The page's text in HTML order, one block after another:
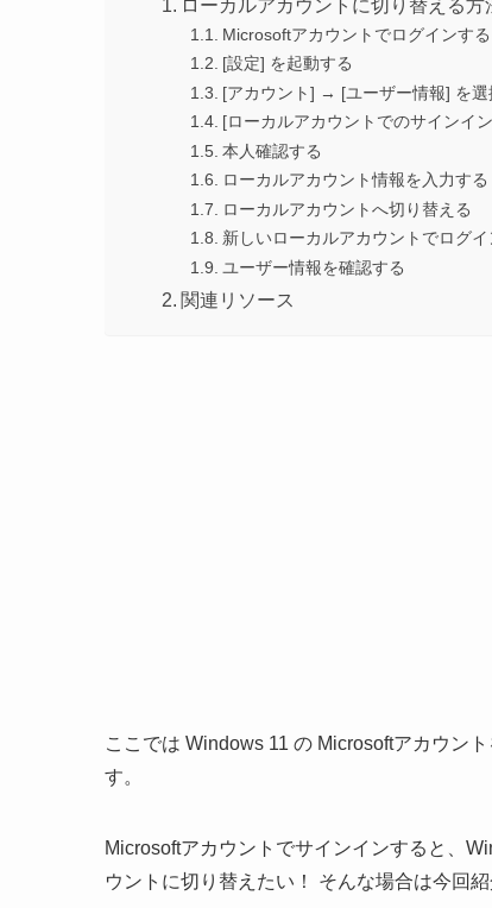
ローカルアカウントに切り替える方
Microsoftアカウントでログインする
[設定] を起動する
[アカウント] → [ユーザー情報] を選
[ローカルアカウントでのサインイ
本人確認する
ローカルアカウント情報を入力する
ローカルアカウントへ切り替える
新しいローカルアカウントでログイ
ユーザー情報を確認する
関連リソース
ここでは Windows 11 の Microsoftアカウン
す。
Microsoftアカウントでサインインすると、
ウントに切り替えたい！ そんな場合は今回